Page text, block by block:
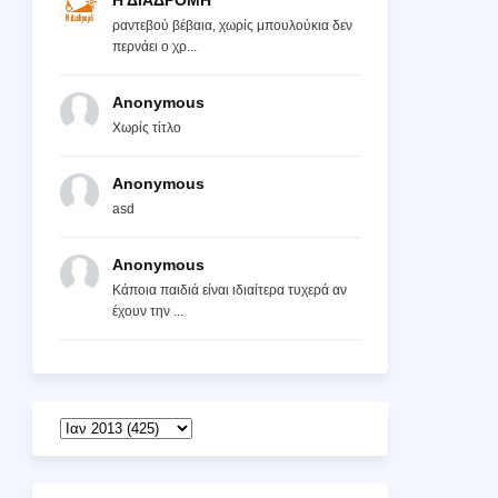
ραντεβού βέβαια, χωρίς μπουλούκια δεν
περνάει ο χρ...
Anonymous
Χωρίς τίτλο
Anonymous
asd
Anonymous
Κάποια παιδιά είναι ιδιαίτερα τυχερά αν
έχουν την ...